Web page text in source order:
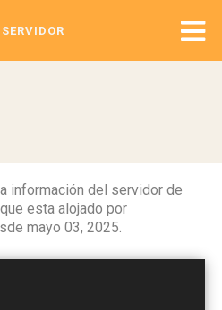
SERVIDOR
información del servidor de
esta alojado por
mayo 03, 2025.